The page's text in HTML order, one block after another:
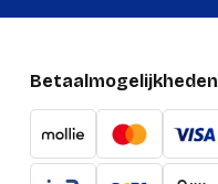
Betaalmogelijkheden